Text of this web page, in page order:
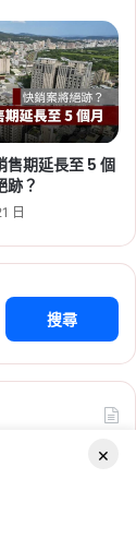
售期延長至 5 個
跡？
日
×